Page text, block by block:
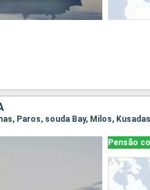
Paros, souda Bay, Milos,
Pensão